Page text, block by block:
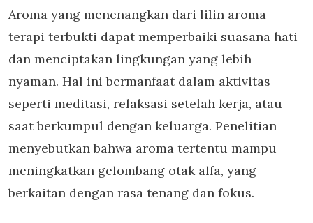
Aroma yang menenangkan dari lilin aroma
terapi terbukti dapat memperbaiki suasana hati
dan menciptakan lingkungan yang lebih
nyaman. Hal ini bermanfaat dalam aktivitas
seperti meditasi, relaksasi setelah kerja, atau
saat berkumpul dengan keluarga. Penelitian
menyebutkan bahwa aroma tertentu mampu
meningkatkan gelombang otak alfa, yang
berkaitan dengan rasa tenang dan fokus.